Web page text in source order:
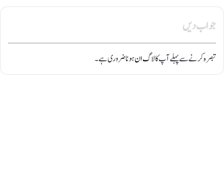
جواب دیں
تبصرہ کرنے سے پہلے آپ کالاگ انہونا ضروری ہے۔